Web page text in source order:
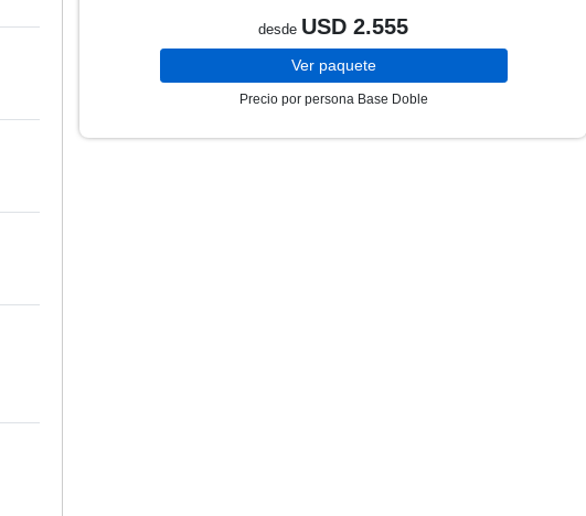
desde USD 2.555
Ver paquete
Precio por persona Base Doble